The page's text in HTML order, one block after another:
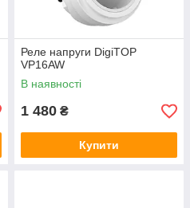
Реле напруги DigiTOP
VP16AW
В наявності
1 480 ₴
Купити